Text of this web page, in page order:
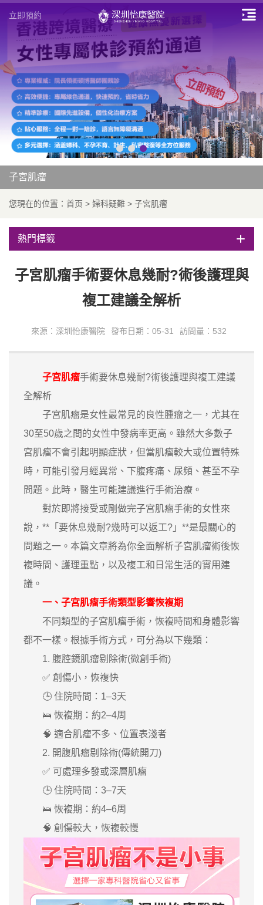
立即預約
子宮肌瘤
您現在的位置： 首页 > 婦科疑難 > 子宮肌瘤
熱門標籤
子宮肌瘤手術要休息幾耐?術後護理與
複工建議全解析
來源：深圳怡康醫院 發布日期：05-31 訪問量：532
子宮肌瘤手術要休息幾耐?術後護理與複工建議
全解析
子宮肌瘤是女性最常見的良性腫瘤之一，尤其在
30至50歲之間的女性中發病率更高。雖然大多數子
宮肌瘤不會引起明顯症狀，但當肌瘤較大或位置特殊
時，可能引發月經異常、下腹疼痛、尿頻、甚至不孕
問題。此時，醫生可能建議進行手術治療。
對於即將接受或剛做完子宮肌瘤手術的女性來
說，**「要休息幾耐?幾時可以返工?」**是最關心的
問題之一。本篇文章將為你全面解析子宮肌瘤術後恢
複時間、護理重點，以及複工和日常生活的實用建
議。
一、子宮肌瘤手術類型影響恢複期
不同類型的子宮肌瘤手術，恢複時間和身體影響
都不一樣。根據手術方式，可分為以下幾類：
1. 腹腔鏡肌瘤剔除術(微創手術)
✅ 創傷小，恢複快
🕒 住院時間：1–3天
🛌 恢複期：約2–4周
🧠 適合肌瘤不多、位置表淺者
2. 開腹肌瘤剔除術(傳統開刀)
✅ 可處理多發或深層肌瘤
🕒 住院時間：3–7天
🛌 恢複期：約4–6周
🧠 創傷較大，恢複較慢